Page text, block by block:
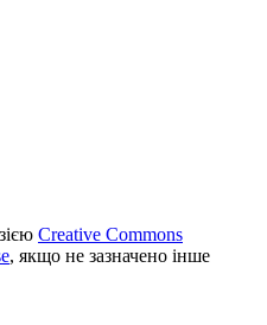
Creative Commons
, якщо не зазначено інше